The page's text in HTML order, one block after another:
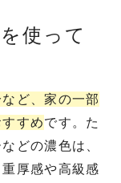
使って
ど、家の一部
すめです。た
どの濃色は、
厚感や高級感